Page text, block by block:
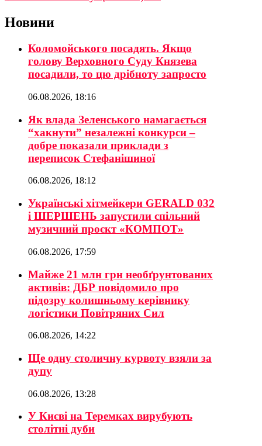
Новини
Коломойського посадять. Якщо
голову Верховного Суду Князева
посадили, то цю дрібноту запросто
06.08.2026, 18:16
Як влада Зеленського намагається
“хакнути” незалежні конкурси –
добре показали приклади з
переписок Стефанішиної
06.08.2026, 18:12
Українські хітмейкери GERALD 032
і ШЕРШЕНЬ запустили спільний
музичний проєкт «КОМПОТ»
06.08.2026, 17:59
Майже 21 млн грн необґрунтованих
активів: ДБР повідомило про
підозру колишньому керівнику
логістики Повітряних Сил
06.08.2026, 14:22
Ще одну столичну курвоту взяли за
дупу
06.08.2026, 13:28
У Києві на Теремках вирубують
столітні дуби